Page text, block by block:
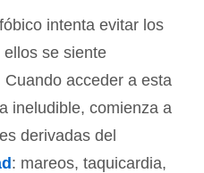
intenta evitar los
se siente
Cuando acceder a esta
ineludible, comienza a
derivadas del
: mareos, taquicardia,